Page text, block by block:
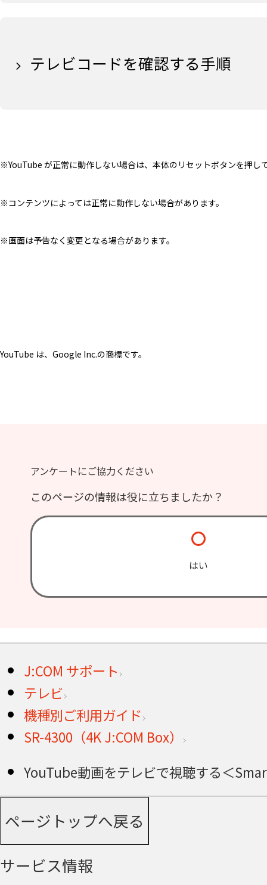
テレビコードを確認する手順
※YouTube が正常に動作しない場合は、本体のリセットボタンを押し
※コンテンツによっては正常に動作しない場合があります。
※画面は予告なく変更となる場合があります。
YouTube は、Google Inc.の商標です。
アンケートにご協力ください
このページの情報は役に立ちましたか？
はい
J:COM サポート
テレビ
機種別ご利用ガイド
SR-4300（4K J:COM Box）
YouTube動画をテレビで視聴する＜
ページトップへ戻る
サービス情報